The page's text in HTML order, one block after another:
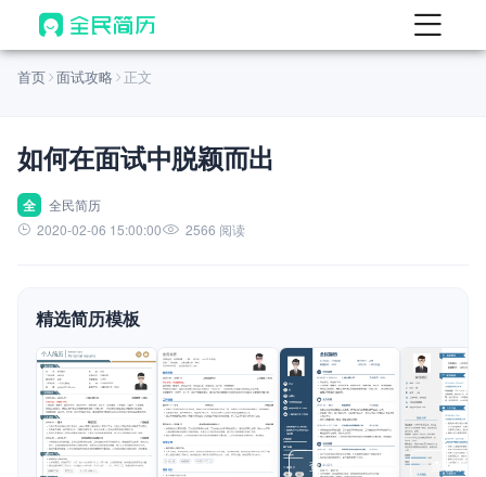
首页
AI 生成简历
AI 优化简历
AI 翻译简历
AI 模拟面试
面试自我介绍
AI 职场工具 New
简历模板
首页 面试攻略 正文
如何在面试中脱颖而出
全
全民简历
2020-02-06 15:00:00
2566 阅读
精选简历模板
查看模板 查看模板 查看模板 查看模板